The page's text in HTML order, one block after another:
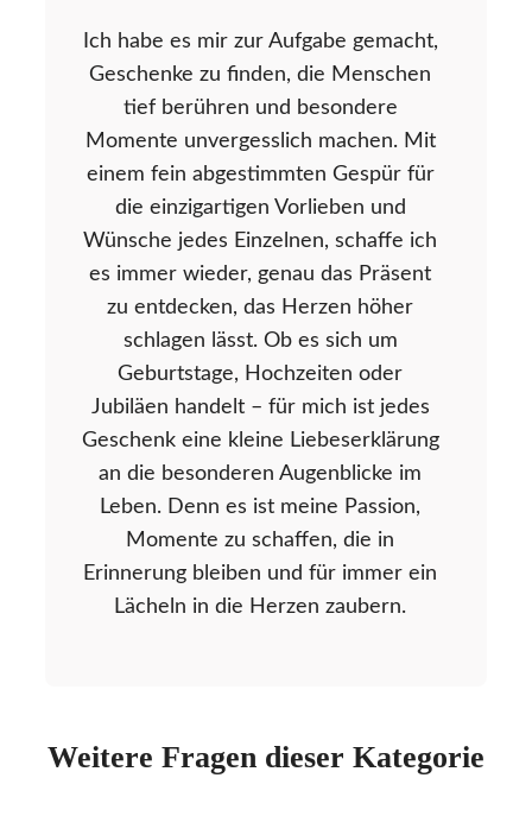
Ich habe es mir zur Aufgabe gemacht,
Geschenke zu finden, die Menschen
tief berühren und besondere
Momente unvergesslich machen. Mit
einem fein abgestimmten Gespür für
die einzigartigen Vorlieben und
Wünsche jedes Einzelnen, schaffe ich
es immer wieder, genau das Präsent
zu entdecken, das Herzen höher
schlagen lässt. Ob es sich um
Geburtstage, Hochzeiten oder
Jubiläen handelt – für mich ist jedes
Geschenk eine kleine Liebeserklärung
an die besonderen Augenblicke im
Leben. Denn es ist meine Passion,
Momente zu schaffen, die in
Erinnerung bleiben und für immer ein
Lächeln in die Herzen zaubern.
Weitere Fragen dieser Kategorie